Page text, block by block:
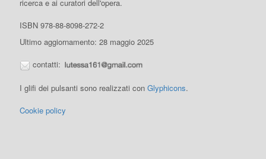
ricerca e ai curatori dell'opera.
ISBN 978-88-8098-272-2
Ultimo aggiornamento: 28 maggio 2025
contatti:
I glifi dei pulsanti sono realizzati conGlyphicons.
Cookie policy